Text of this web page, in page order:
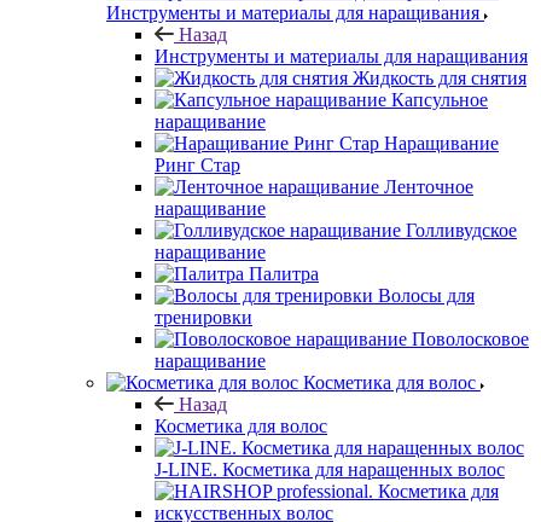
Инструменты и материалы для наращивания
Назад
Инструменты и материалы для наращивания
Жидкость для снятия
Капсульное
наращивание
Наращивание
Ринг Стар
Ленточное
наращивание
Голливудское
наращивание
Палитра
Волосы для
тренировки
Поволосковое
наращивание
Косметика для волос
Назад
Косметика для волос
J-LINE. Косметика для наращенных волос